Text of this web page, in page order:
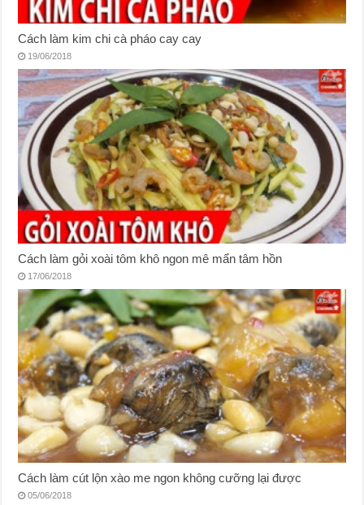
Cách làm kim chi cà pháo cay cay
19/06/2018
Cách làm gỏi xoài tôm khô ngon mê mẩn tâm hồn
17/06/2018
Cách làm cút lộn xào me ngon không cưỡng lại được
05/06/2018